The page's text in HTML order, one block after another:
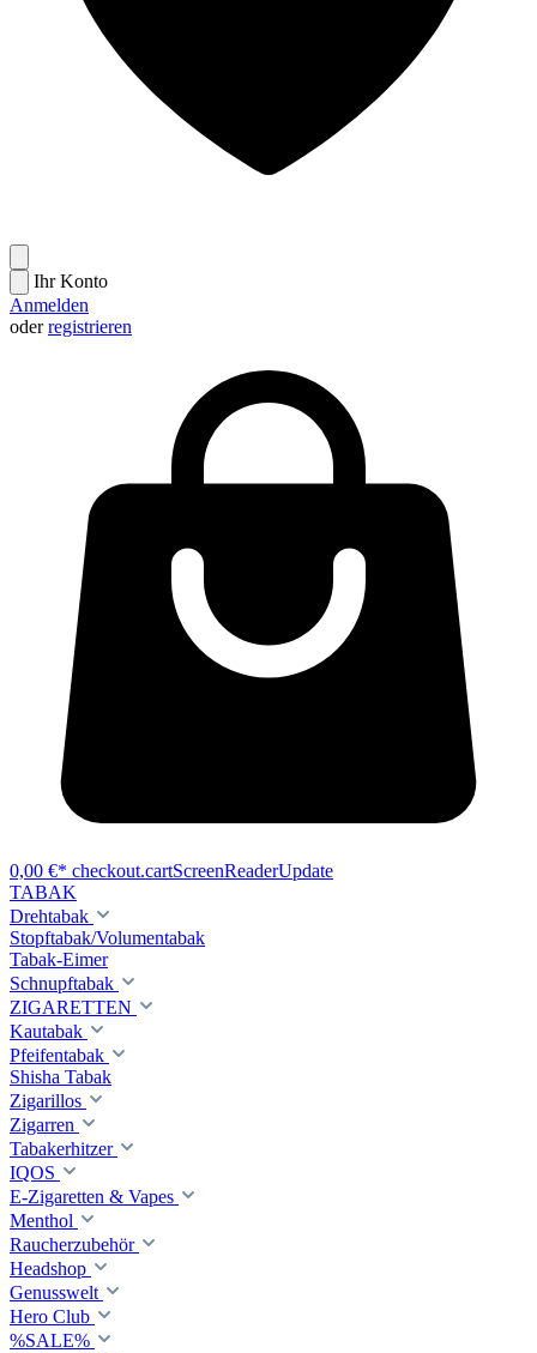
Ihr Konto
Anmelden
oderregistrieren
0,00 €* checkout.cartScreenReaderUpdate
TABAK
Drehtabak
Stopftabak/Volumentabak
Tabak-Eimer
Schnupftabak
ZIGARETTEN
Kautabak
Pfeifentabak
Shisha Tabak
Zigarillos
Zigarren
Tabakerhitzer
IQOS
E-Zigaretten & Vapes
Menthol
Raucherzubehör
Headshop
Genusswelt
Hero Club
%SALE%